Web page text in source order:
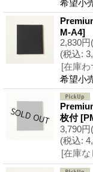
希望小
M-A4]
2,830円
(税込:
[在庫わ
希望小
枚付
3,790円
(税込:
[在庫な